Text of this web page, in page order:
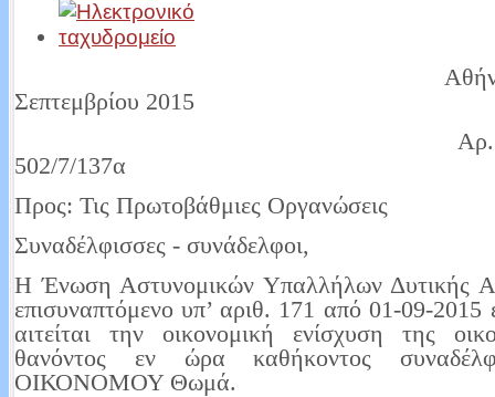
Αθήνα,
Σεπτεμβρίου 2015
Αρ.
502/7/137α
Προς: Τις Πρωτοβάθμιες Οργανώσεις
Συναδέλφισσες - συνάδελφοι,
Η Ένωση Αστυνομικών Υπαλλήλων Δυτικής
επισυναπτόμενο υπ’ αριθ. 171 από 01-09-2015
αιτείται την οικονομική ενίσχυση της
θανόντος εν ώρα καθήκοντος
ΟΙΚΟΝΟΜΟΥ Θωμά.